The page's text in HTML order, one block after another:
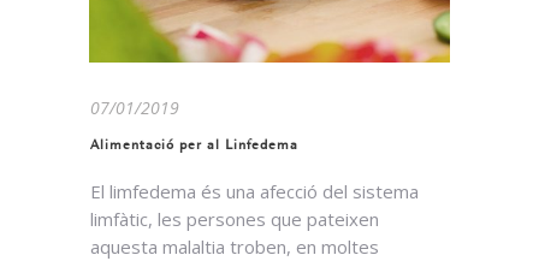
07/01/2019
Alimentació per al Linfedema
El limfedema és una afecció del sistema
limfàtic, les persones que pateixen
aquesta malaltia troben, en moltes